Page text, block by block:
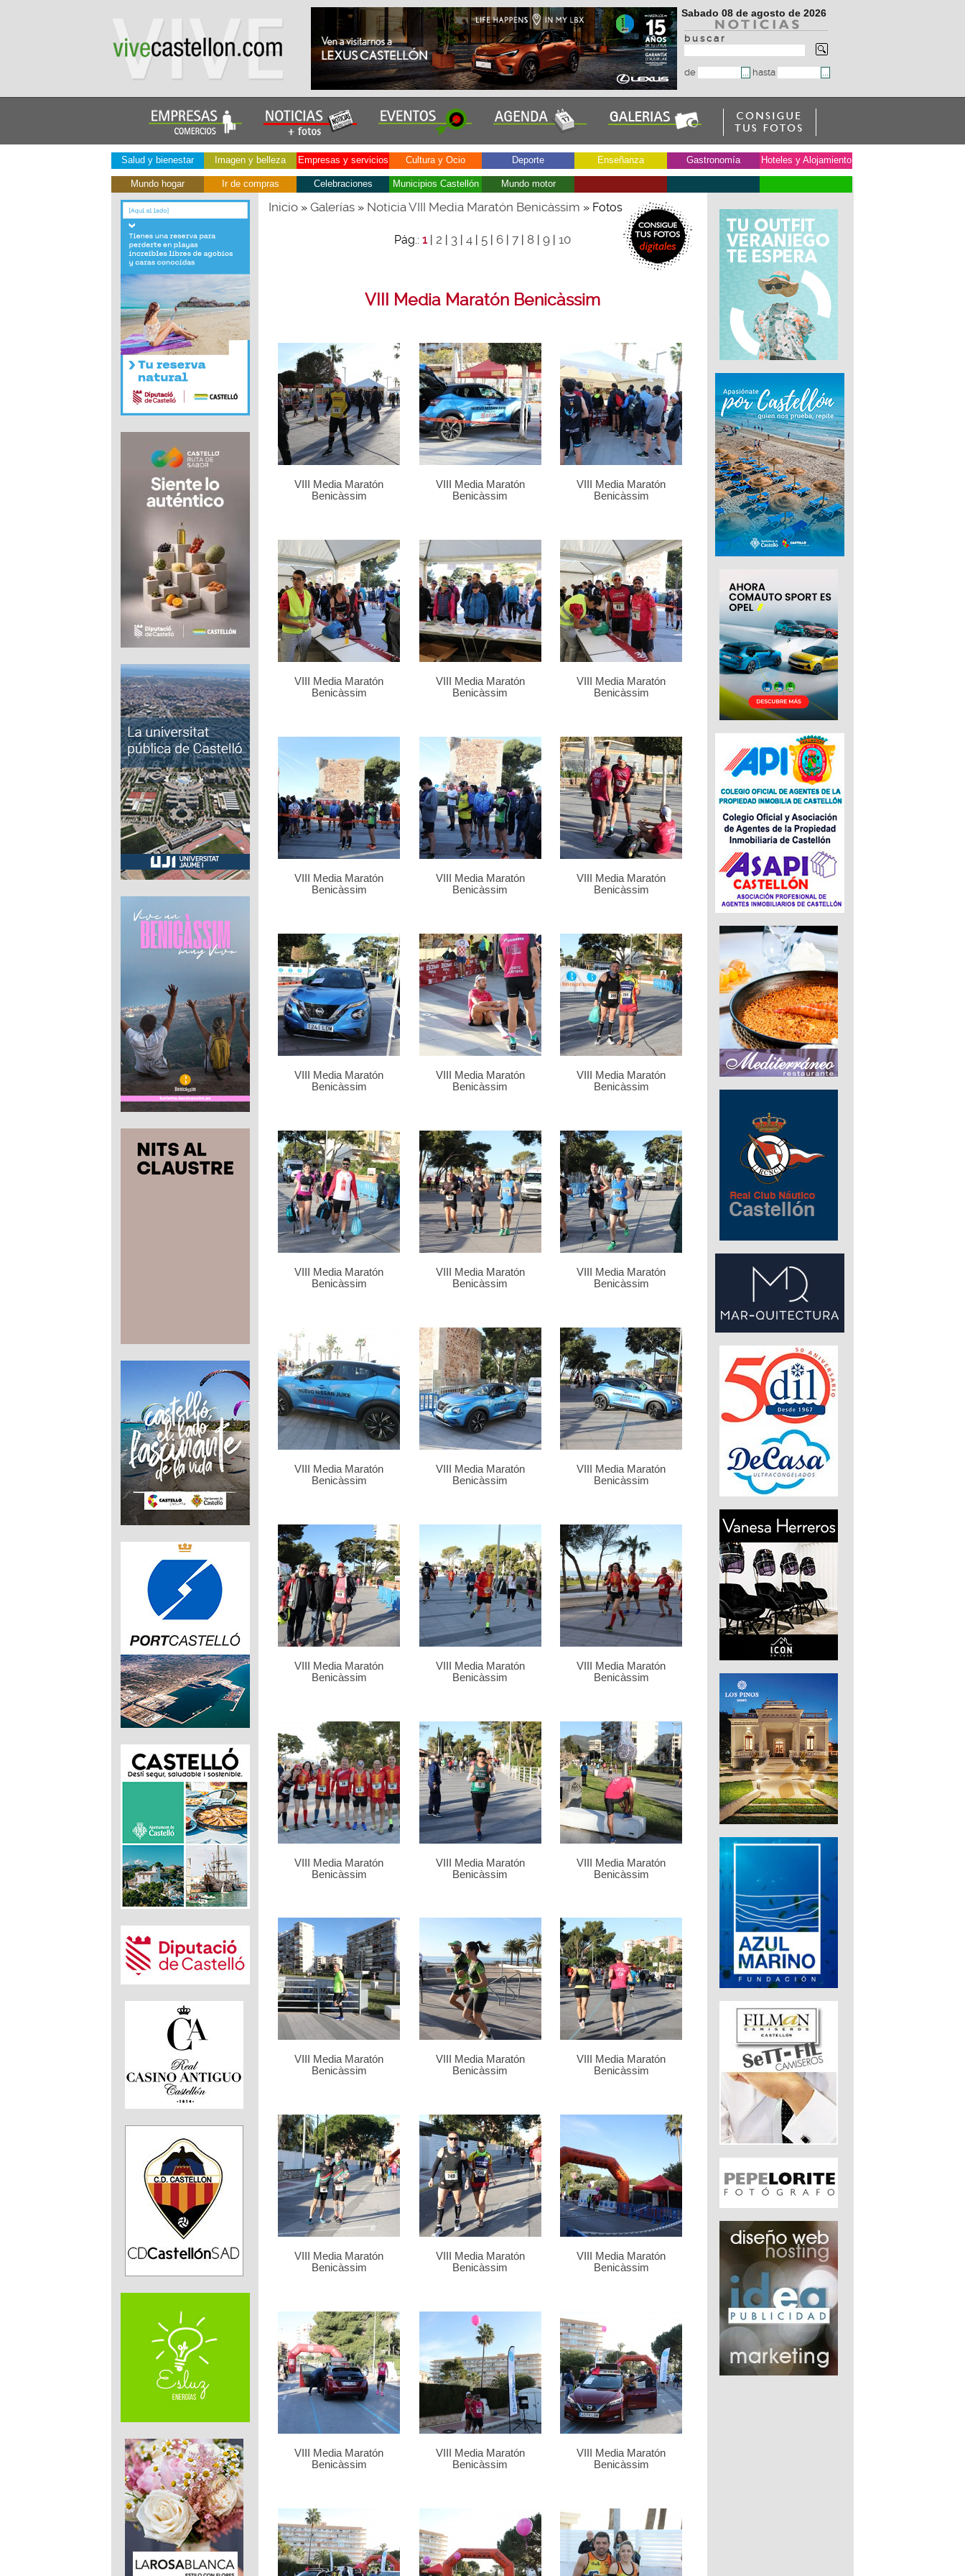
Sabado 08 de agosto de 2026
b u s c a r
de hasta
Salud y bienestar Imagen y belleza Empresas y servicios Cultura y Ocio Deporte Enseñanza Gastronomía Hoteles y Alojamiento
Mundo hogar Ir de compras Celebraciones Municipios Castellón Mundo motor
Inicio» Galerías» Noticia VIII Media Maratón Benicàssim » Fotos
Pág.: 1| 2 | 3 | 4 | 5 | 6 | 7 | 8 | 9 | 10
VIII Media Maratón Benicàssim
VIII Media Maratón
Benicàssim
VIII Media Maratón
Benicàssim
VIII Media Maratón
Benicàssim
VIII Media Maratón
Benicàssim
VIII Media Maratón
Benicàssim
VIII Media Maratón
Benicàssim
VIII Media Maratón
Benicàssim
VIII Media Maratón
Benicàssim
VIII Media Maratón
Benicàssim
VIII Media Maratón
Benicàssim
VIII Media Maratón
Benicàssim
VIII Media Maratón
Benicàssim
VIII Media Maratón
Benicàssim
VIII Media Maratón
Benicàssim
VIII Media Maratón
Benicàssim
VIII Media Maratón
Benicàssim
VIII Media Maratón
Benicàssim
VIII Media Maratón
Benicàssim
VIII Media Maratón
Benicàssim
VIII Media Maratón
Benicàssim
VIII Media Maratón
Benicàssim
VIII Media Maratón
Benicàssim
VIII Media Maratón
Benicàssim
VIII Media Maratón
Benicàssim
VIII Media Maratón
Benicàssim
VIII Media Maratón
Benicàssim
VIII Media Maratón
Benicàssim
VIII Media Maratón
Benicàssim
VIII Media Maratón
Benicàssim
VIII Media Maratón
Benicàssim
VIII Media Maratón
Benicàssim
VIII Media Maratón
Benicàssim
VIII Media Maratón
Benicàssim